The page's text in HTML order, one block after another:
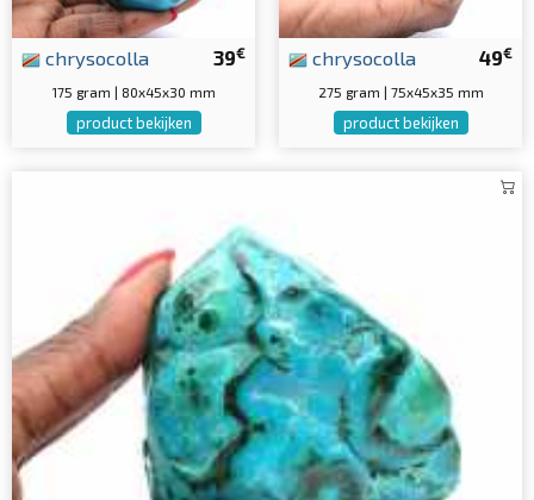
39€
chrysocolla
175 gram | 80x45x30 mm
product bekijken
49€
chrysocolla
275 gram | 75x45x35 mm
product bekijken